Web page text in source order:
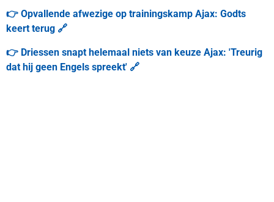
👉 Opvallende afwezige op trainingskamp Ajax: Godts
keert terug 🔗
👉 Driessen snapt helemaal niets van keuze Ajax: 'Treurig
dat hij geen Engels spreekt' 🔗